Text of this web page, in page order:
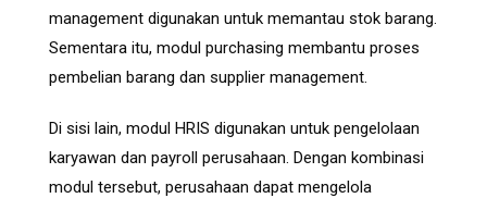
management digunakan untuk memantau stok barang.
Sementara itu, modul purchasing membantu proses
pembelian barang dan supplier management.
Di sisi lain, modul HRIS digunakan untuk pengelolaan
karyawan dan payroll perusahaan. Dengan kombinasi
modul tersebut, perusahaan dapat mengelola